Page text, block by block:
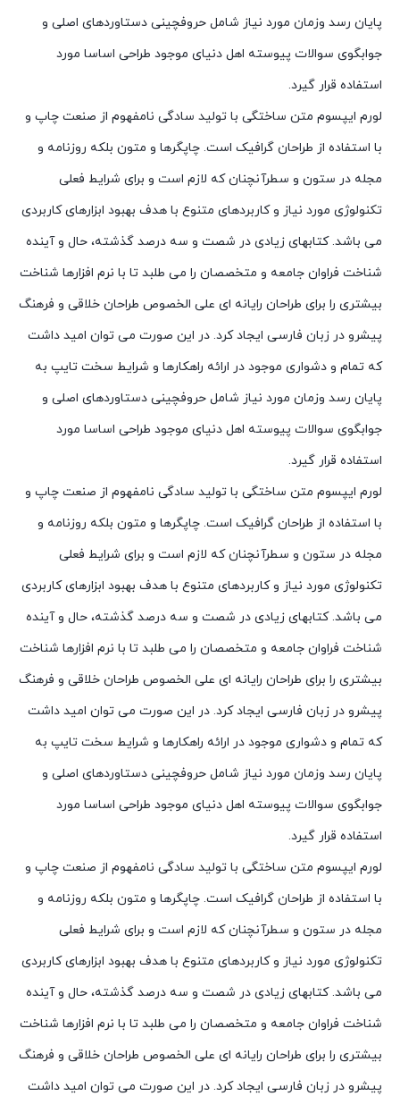
پایان رسد وزمان مورد نیاز شامل حروفچینی دستاوردهای اصلی و
جوابگوی سوالات پیوسته اهل دنیای موجود طراحی اساسا مورد
استفاده قرار گیرد.
لورم ایپسوم متن ساختگی با تولید سادگی نامفهوم از صنعت چاپ و
با استفاده از طراحان گرافیک است. چاپگرها و متون بلکه روزنامه و
مجله در ستون و سطرآنچنان که لازم است و برای شرایط فعلی
تکنولوژی مورد نیاز و کاربردهای متنوع با هدف بهبود ابزارهای کاربردی
می باشد. کتابهای زیادی در شصت و سه درصد گذشته، حال و آینده
شناخت فراوان جامعه و متخصصان را می طلبد تا با نرم افزارها شناخت
بیشتری را برای طراحان رایانه ای علی الخصوص طراحان خلاقی و فرهنگ
پیشرو در زبان فارسی ایجاد کرد. در این صورت می توان امید داشت
که تمام و دشواری موجود در ارائه راهکارها و شرایط سخت تایپ به
پایان رسد وزمان مورد نیاز شامل حروفچینی دستاوردهای اصلی و
جوابگوی سوالات پیوسته اهل دنیای موجود طراحی اساسا مورد
استفاده قرار گیرد.
لورم ایپسوم متن ساختگی با تولید سادگی نامفهوم از صنعت چاپ و
با استفاده از طراحان گرافیک است. چاپگرها و متون بلکه روزنامه و
مجله در ستون و سطرآنچنان که لازم است و برای شرایط فعلی
تکنولوژی مورد نیاز و کاربردهای متنوع با هدف بهبود ابزارهای کاربردی
می باشد. کتابهای زیادی در شصت و سه درصد گذشته، حال و آینده
شناخت فراوان جامعه و متخصصان را می طلبد تا با نرم افزارها شناخت
بیشتری را برای طراحان رایانه ای علی الخصوص طراحان خلاقی و فرهنگ
پیشرو در زبان فارسی ایجاد کرد. در این صورت می توان امید داشت
که تمام و دشواری موجود در ارائه راهکارها و شرایط سخت تایپ به
پایان رسد وزمان مورد نیاز شامل حروفچینی دستاوردهای اصلی و
جوابگوی سوالات پیوسته اهل دنیای موجود طراحی اساسا مورد
استفاده قرار گیرد.
لورم ایپسوم متن ساختگی با تولید سادگی نامفهوم از صنعت چاپ و
با استفاده از طراحان گرافیک است. چاپگرها و متون بلکه روزنامه و
مجله در ستون و سطرآنچنان که لازم است و برای شرایط فعلی
تکنولوژی مورد نیاز و کاربردهای متنوع با هدف بهبود ابزارهای کاربردی
می باشد. کتابهای زیادی در شصت و سه درصد گذشته، حال و آینده
شناخت فراوان جامعه و متخصصان را می طلبد تا با نرم افزارها شناخت
بیشتری را برای طراحان رایانه ای علی الخصوص طراحان خلاقی و فرهنگ
پیشرو در زبان فارسی ایجاد کرد. در این صورت می توان امید داشت